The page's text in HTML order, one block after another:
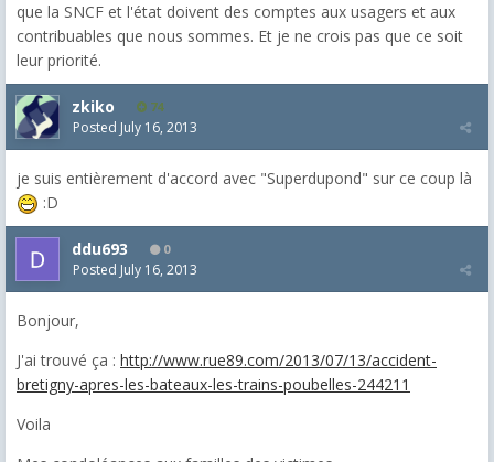
que la SNCF et l'état doivent des comptes aux usagers et aux
contribuables que nous sommes. Et je ne crois pas que ce soit
leur priorité.
zkiko 74
Posted July 16, 2013
je suis entièrement d'accord avec "Superdupond" sur ce coup là
:D
ddu693 0
Posted July 16, 2013
Bonjour,
J'ai trouvé ça : http://www.rue89.com/2013/07/13/accident-
bretigny-apres-les-bateaux-les-trains-poubelles-244211
Voila